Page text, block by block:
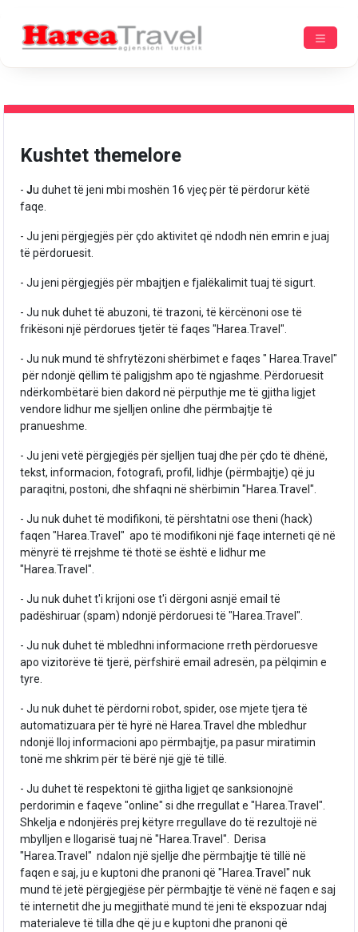
Kushtet themelore
- Ju duhet të jeni mbi moshën 16 vjeç për të përdorur këtë
faqe.
- Ju jeni përgjegjës për çdo aktivitet që ndodh nën emrin e juaj
të përdoruesit.
- Ju jeni përgjegjës për mbajtjen e fjalëkalimit tuaj të sigurt.
- Ju nuk duhet të abuzoni, të trazoni, të kërcënoni ose të
frikësoni një përdorues tjetër të faqes "Harea.Travel".
- Ju nuk mund të shfrytëzoni shërbimet e faqes " Harea.Travel"
për ndonjë qëllim të paligjshm apo të ngjashme. Përdoruesit
ndërkombëtarë bien dakord në përputhje me të gjitha ligjet
vendore lidhur me sjelljen online dhe përmbajtje të
pranueshme.
- Ju jeni vetë përgjegjës për sjelljen tuaj dhe për çdo të dhënë,
tekst, informacion, fotografi, profil, lidhje (përmbajtje) që ju
paraqitni, postoni, dhe shfaqni në shërbimin "Harea.Travel".
- Ju nuk duhet të modifikoni, të përshtatni ose theni (hack)
faqen "Harea.Travel" apo të modifikoni një faqe interneti që në
mënyrë të rrejshme të thotë se është e lidhur me
"Harea.Travel".
- Ju nuk duhet t'i krijoni ose t'i dërgoni asnjë email të
padëshiruar (spam) ndonjë përdoruesi të "Harea.Travel".
- Ju nuk duhet të mbledhni informacione rreth përdoruesve
apo vizitorëve të tjerë, përfshirë email adresën, pa pëlqimin e
tyre.
- Ju nuk duhet të përdorni robot, spider, ose mjete tjera të
automatizuara për të hyrë në Harea.Travel dhe mbledhur
ndonjë lloj informacioni apo përmbajtje, pa pasur miratimin
tonë me shkrim për të bërë një gjë të tillë.
- Ju duhet të respektoni të gjitha ligjet qe sanksionojnë
perdorimin e faqeve "online" si dhe rregullat e "Harea.Travel".
Shkelja e ndonjërës prej këtyre rregullave do të rezultojë në
mbylljen e llogarisë tuaj në "Harea.Travel". Derisa
"Harea.Travel" ndalon një sjellje dhe përmbajtje të tillë në
faqen e saj, ju e kuptoni dhe pranoni që "Harea.Travel" nuk
mund të jetë përgjegjëse për përmbajtje të vënë në faqen e saj
të internetit dhe ju megjithatë mund të jeni të ekspozuar ndaj
materialeve të tilla dhe që ju e kuptoni dhe pranoni që